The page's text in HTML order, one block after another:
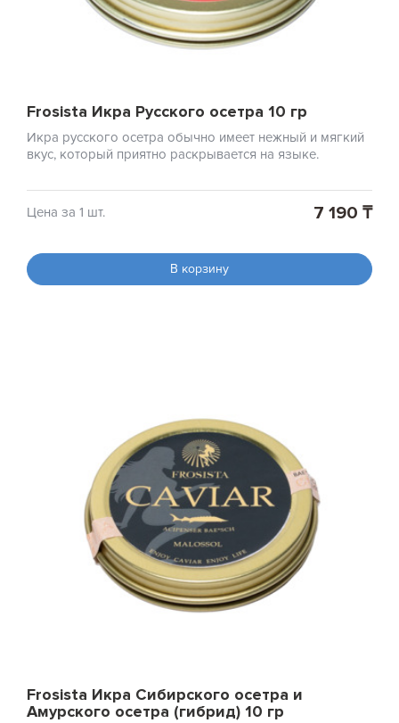
Frosista Икра Русского осетра 10 гр
Икра русского осетра обычно имеет нежный и мягкий
вкус, который приятно раскрывается на языке.
Цена за 1 шт. 7 190 ₸
В корзину
Frosista Икра Сибирского осетра и
Амурского осетра (гибрид) 10 гр